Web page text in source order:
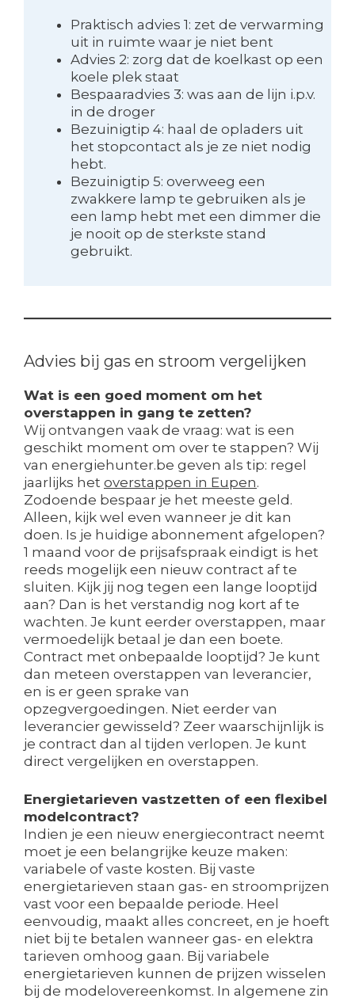
Praktisch advies 1: zet de verwarming
uit in ruimte waar je niet bent
Advies 2: zorg dat de koelkast op een
koele plek staat
Bespaaradvies 3: was aan de lijn i.p.v.
in de droger
Bezuinigtip 4: haal de opladers uit
het stopcontact als je ze niet nodig
hebt.
Bezuinigtip 5: overweeg een
zwakkere lamp te gebruiken als je
een lamp hebt met een dimmer die
je nooit op de sterkste stand
gebruikt.
Advies bij gas en stroom vergelijken
Wat is een goed moment om het
overstappen in gang te zetten?
Wij ontvangen vaak de vraag: wat is een
geschikt moment om over te stappen? Wij
van energiehunter.be geven als tip: regel
jaarlijks het overstappen in Eupen.
Zodoende bespaar je het meeste geld.
Alleen, kijk wel even wanneer je dit kan
doen. Is je huidige abonnement afgelopen?
1 maand voor de prijsafspraak eindigt is het
reeds mogelijk een nieuw contract af te
sluiten. Kijk jij nog tegen een lange looptijd
aan? Dan is het verstandig nog kort af te
wachten. Je kunt eerder overstappen, maar
vermoedelijk betaal je dan een boete.
Contract met onbepaalde looptijd? Je kunt
dan meteen overstappen van leverancier,
en is er geen sprake van
opzegvergoedingen. Niet eerder van
leverancier gewisseld? Zeer waarschijnlijk is
je contract dan al tijden verlopen. Je kunt
direct vergelijken en overstappen.
Energietarieven vastzetten of een flexibel
modelcontract?
Indien je een nieuw energiecontract neemt
moet je een belangrijke keuze maken:
variabele of vaste kosten. Bij vaste
energietarieven staan gas- en stroomprijzen
vast voor een bepaalde periode. Heel
eenvoudig, maakt alles concreet, en je hoeft
niet bij te betalen wanneer gas- en elektra
tarieven omhoog gaan. Bij variabele
energietarieven kunnen de prijzen wisselen
bij de modelovereenkomst. In algemene zin